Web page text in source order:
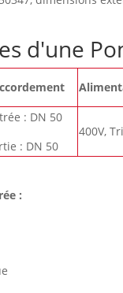
d'une
: DN 50
: DN 50
400V,
: